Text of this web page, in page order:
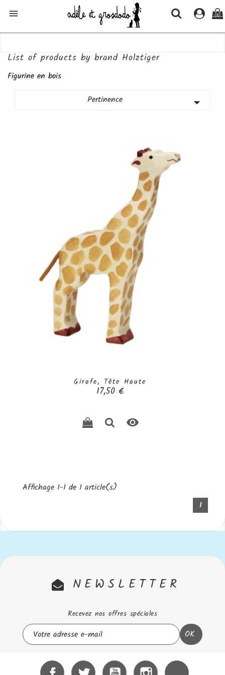
 (0)
List of products by brand Holztiger
Figurine en bois
Pertinence

Girafe, Tête Haute
Prix
17,50 €

Affichage 1-1 de 1 article(s)
1
NEWSLETTER
Recevez nos offres spéciales
Facebook Twitter YouTube Instagram